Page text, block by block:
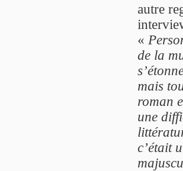
autre
«
de la
mais
roman
une
c’était